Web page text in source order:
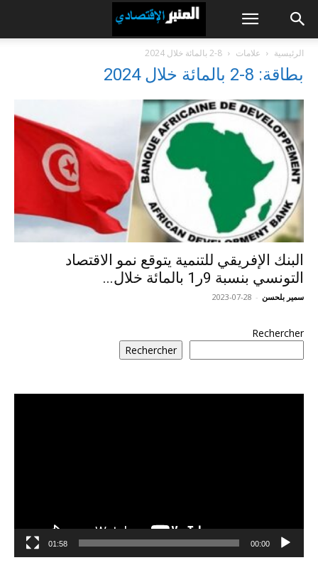
الرئيسية علامات 8-2 بالمائة خلال 2024
بطاقة: 8-2 بالمائة خلال 2024
البنك الإفريقي للتنمية يتوقع نمو الاقتصاد
التونسي بنسبة 9ر1 بالمائة خلال...
سمير بلحسن -
2023-07-28
Rechercher
Rechercher
00:00
01:58